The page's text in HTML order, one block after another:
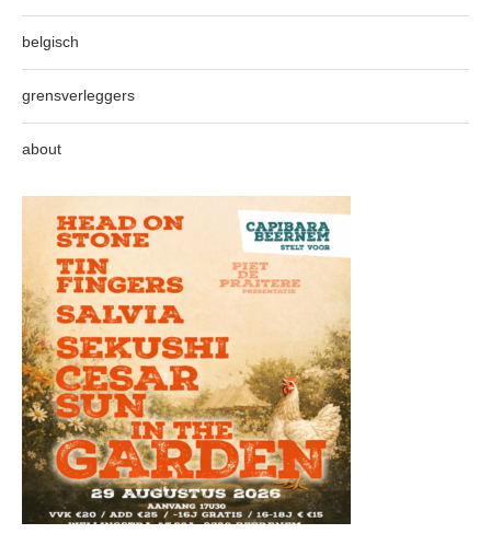
belgisch
grensverleggers
about